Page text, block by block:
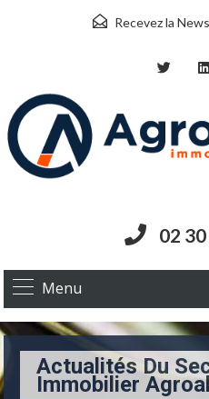
Recevez la
02
Menu
Actualités Du
Immobilier